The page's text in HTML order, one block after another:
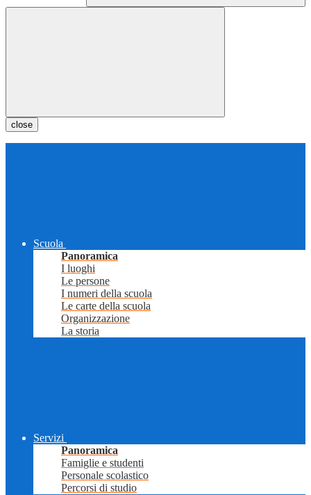
close
Scuola
Panoramica
I luoghi
Le persone
I numeri della scuola
Le carte della scuola
Organizzazione
La storia
Servizi
Panoramica
Famiglie e studenti
Personale scolastico
Percorsi di studio